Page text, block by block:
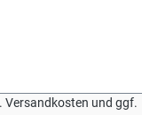
Versandkosten und ggf.